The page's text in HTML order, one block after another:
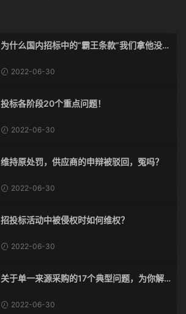
为什么国内招标中的“霸王条款”我们拿他没脾
2022-06-30
投标各阶段20个重点问题！
2022-06-30
维持原处罚，供应商的申辩被驳回，冤吗？
2022-06-30
招投标活动中被侵权时如何维权？
2022-06-30
关于单一来源采购的17个典型问题，为你解
2022-06-30